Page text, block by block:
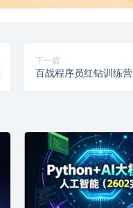
下一篇
百战程序员红钻训练营